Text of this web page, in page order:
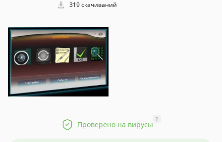
319 скачиваний
Проверено на вирусы
?